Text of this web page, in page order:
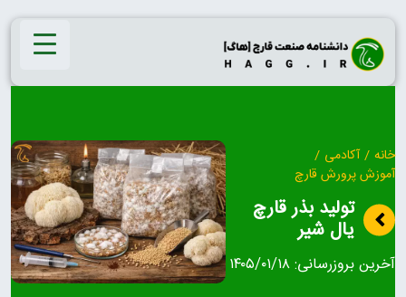
Skip
content
خانه / آکادمی /
آموزش پرورش قارچ
تولید بذر قارچ
یال شیر
آخرین بروزرسانی:۱۴۰۵/۰۱/۱۸